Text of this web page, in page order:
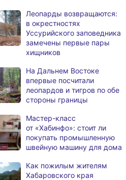
крае
3
В Хабаровске
осуждена
по нацпроекту капитально
ремонтируют кровлю Дома
культуры
В Хабаровске
наносят слоганы
для туристов и жителей
В Николаевске-на-Амуре
спортивная площадка
Федеральный эксперт
высоко оценил спортивную
Хабаровского края
Леопарды возвращаются:
в окрестностях
Уссурийского заповедника
замечены первые пары
хищников
На Дальнем Востоке
впервые посчитали
леопардов и тигров по обе
стороны границы
Мастер-класс
от «Хабинфо»: стоит ли
покупать промышленную
швейную машину для дома
Как пожилым жителям
Хабаровского края